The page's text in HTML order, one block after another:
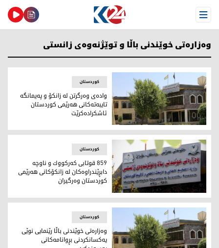
Open Menu
وه‌زاره‌تی خوێندنی باڵا و توێژنه‌وه‌ی زانستی
وه‌زاره‌تی خوێندنی باڵا و توێژینه‌وه‌ی زانستی
کوردستان
واده‌ی وه‌رگرتن له‌ زانكۆ و په‌یمانگه‌
تایبه‌ته‌كانی هه‌رێمی كوردستان
ئاشكراده‌كرێت
تابڵۆی وه‌زاره‌تی خوێندنی باڵا و توێژینه‌وه‌ی زانستی
کوردستان
859 قوتابی كه‌ركووك و ناوچه‌
دابڕێندراوەکان له‌ زانكۆكانی هه‌رێمی
كوردستان وه‌رگیران
کوردستان
وه‌زاره‌تی خوێندنی باڵا رێنمایی نوێی
یه‌كسانكردنی بڕوانامه‌كانی